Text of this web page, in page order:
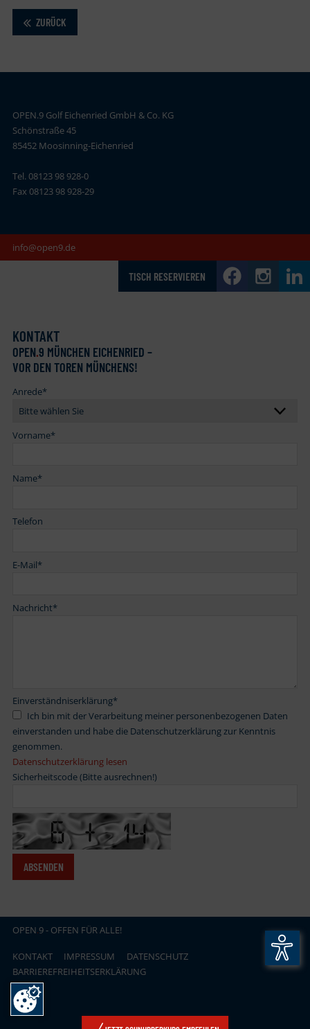
ZURÜCK
OPEN.9 Golf Eichenried GmbH & Co. KG
Schönstraße 45
85452 Moosinning-Eichenried
Tel. 08123 98 928-0
Fax 08123 98 928-29
info@open9.de
TISCH RESERVIEREN
KONTAKT
OPEN.9 MÜNCHEN EICHENRIED –
VOR DEN TOREN MÜNCHENS!
Anrede*
Vorname*
Name*
Telefon
E-Mail*
Nachricht*
Einverständniserklärung*
einverstanden und habe die Datenschutzerklärung zur Kenntnis
genommen.
Datenschutzerklärung lesen
Sicherheitscode (Bitte ausrechnen!)
OPEN.9 - OFFEN FÜR ALLE!
KONTAKT IMPRESSUM
DATENSCHUTZ
BARRIEREFREIHEITSERKLÄRUNG